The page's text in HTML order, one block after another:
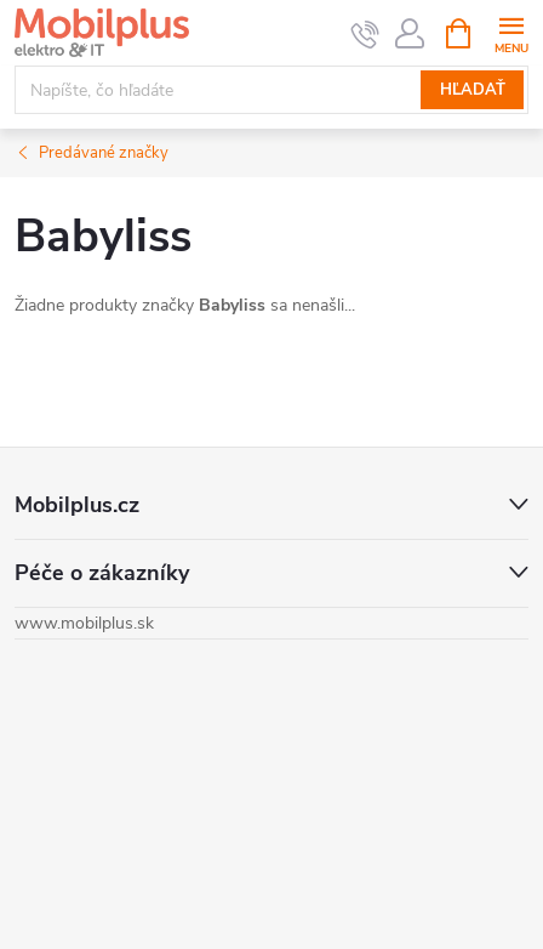
Prejsť
na
obsah
HĽADAŤ
KOŠÍK
Predávané značky
Babyliss
Žiadne produkty značky Babyliss sa nenašli...
p
Mobilplus.cz
Péče o zákazníky
www.mobilplus.sk